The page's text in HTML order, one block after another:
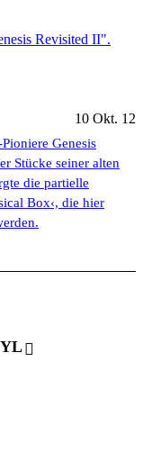
10 Okt. 12
Genesis
Stücke seiner alten
die partielle
Box‹, die hier